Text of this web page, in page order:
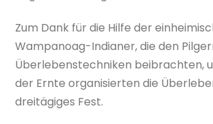
Zum Dank für die Hilfe der
Wampanoag-Indianer, die den
Überlebenstechniken beibrachten,
der Ernte organisierten die
dreitägiges Fest.